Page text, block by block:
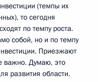
(темпы их
то сегодня
по темпу роста.
собой, но и по темпу
Приезжают
важно. Думаю, это
развития области.